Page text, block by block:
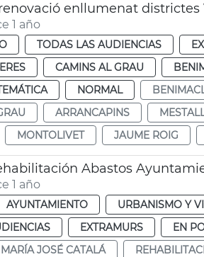
enllumenat districtes
1 año
TODAS LAS AUDIENCIAS
CAMINS AL GRAU
NORMAL
ARRANCAPINS
MONTOLIVET JAUME ROIG
Abastos
1 año
AYUNTAMIENTO URBANISMO Y
EXTRAMURS EN
MARÍA JOSÉ CATALÁ